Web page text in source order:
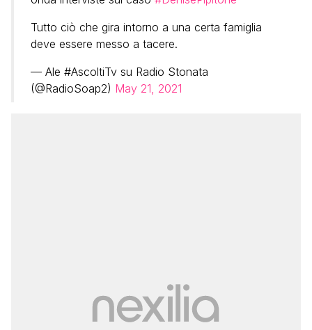
Tutto ciò che gira intorno a una certa famiglia
deve essere messo a tacere.
— Ale #AscoltiTv su Radio Stonata
(@RadioSoap2) May 21, 2021